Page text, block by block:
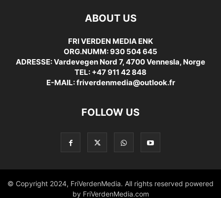
ABOUT US
FRI VERDEN MEDIA ENK
ORG.NUMM: 930 504 645
ADRESSE: Vardevegen Nord 7, 4700 Vennesla, Norge
TEL: +47 911 42 848
E-MAIL: friverdenmedia@outlook.fr
FOLLOW US
© Copyright 2024, FriVerdenMedia. All rights reserved powered
by FriVerdenMedia.com